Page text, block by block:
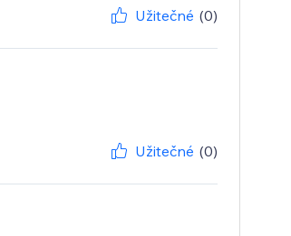
Užitečné (0)
Užitečné (0)